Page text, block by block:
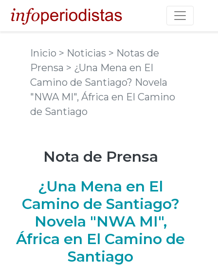
Toggle
Inicio > Noticias > Notas de
Prensa > ¿Una Mena en El
Camino de Santiago? Novela
"NWA MI", África en El Camino
de Santiago
Nota de Prensa
¿Una Mena en El
Camino de Santiago?
Novela "NWA MI",
África en El Camino de
Santiago